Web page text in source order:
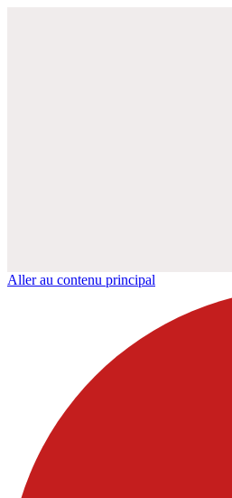
Aller au contenu principal